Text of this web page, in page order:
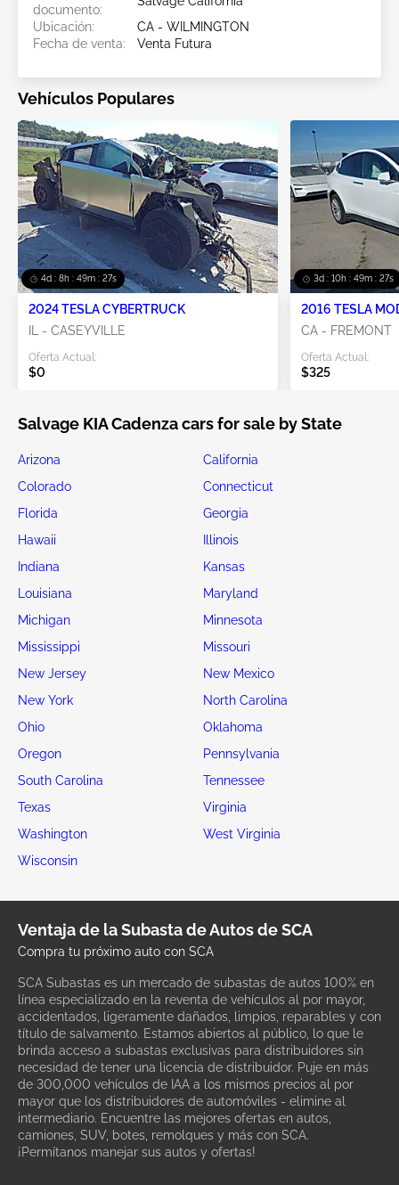
documento:
Ubicación:
CA - WILMINGTON
Fecha de venta:
Venta Futura
Vehículos Populares
4d : 8h : 49m : 26s
2024 TESLA CYBERTRUCK
IL - CASEYVILLE
Oferta Actual:
$0
3d : 10h : 49m : 26s
2016 TESLA
CA - FREMONT
Oferta Actual:
$325
Salvage KIA Cadenza cars for sale by State
Arizona
California
Colorado
Connecticut
Florida
Georgia
Hawaii
Illinois
Indiana
Kansas
Louisiana
Maryland
Michigan
Minnesota
Mississippi
Missouri
New Jersey
New Mexico
New York
North Carolina
Ohio
Oklahoma
Oregon
Pennsylvania
South Carolina
Tennessee
Texas
Virginia
Washington
West Virginia
Wisconsin
Ventaja de la Subasta de Autos de SCA
Compra tu próximo auto con SCA
SCA Subastas es un mercado de subastas de autos 100% en
línea especializado en la reventa de vehículos al por mayor,
accidentados, ligeramente dañados, limpios, reparables y con
título de salvamento. Estamos abiertos al público, lo que le
brinda acceso a subastas exclusivas para distribuidores sin
necesidad de tener una licencia de distribuidor. Puje en más
de 300,000 vehículos de IAA a los mismos precios al por
mayor que los distribuidores de automóviles - elimine al
intermediario. Encuentre las mejores ofertas en autos,
camiones, SUV, botes, remolques y más con SCA.
¡Permítanos manejar sus autos y ofertas!